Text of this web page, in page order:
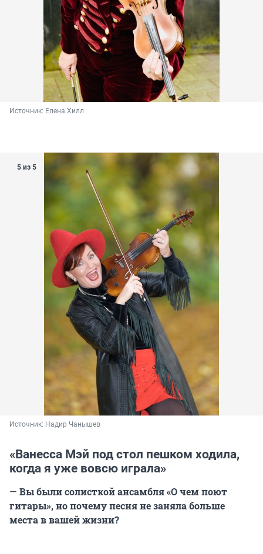
Источник: Елена Хилл
5 из 5
Источник: Надир Чанышев
«Ванесса Мэй под стол пешком ходила,
когда я уже вовсю играла»
— Вы были солисткой ансамбля «О чем поют
гитары», но почему песня не заняла больше
места в вашей жизни?